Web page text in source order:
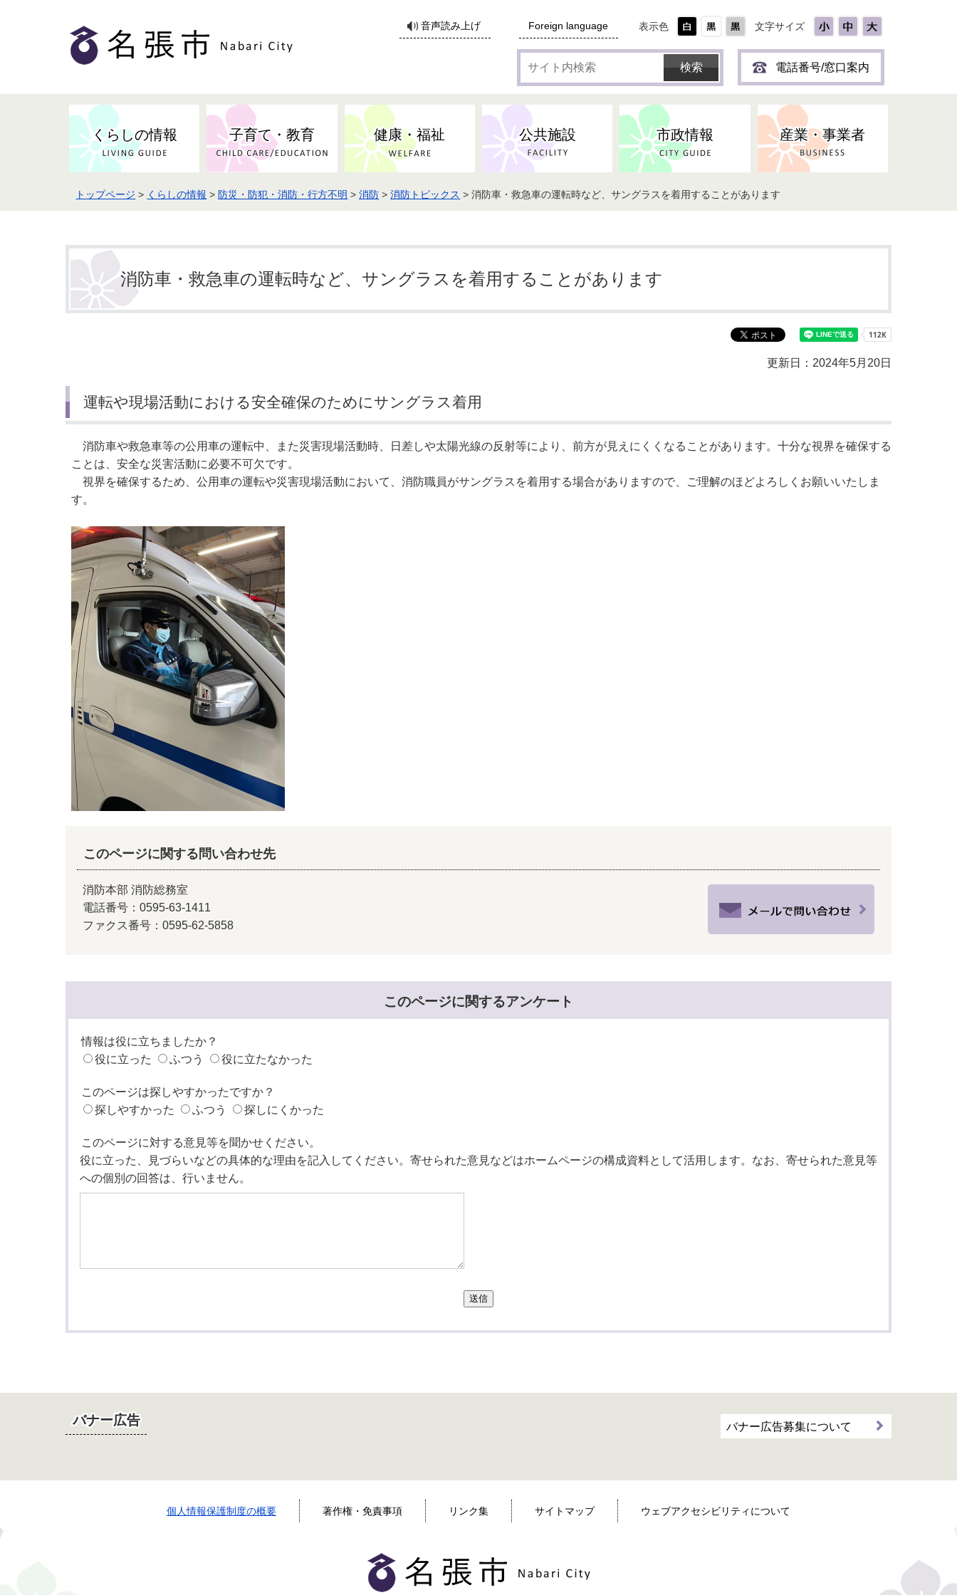
音声読み上げ Foreign language 表示色 文字サイズ
イ
ト
検
索
電話番号/窓口案内
くらしの情報
届出・証明 税 ごみ・リサイクル 環境・ペット・蜂等
斎場・墓園・墓地 住宅 水道・下水道 道路・交通・公園・都市計画
防災・防犯・消防・行方不明
子育て・教育
子育てにかかる各種手当／ひとり
保育所(園)・幼稚園・認定こども
小中一貫教育・コミュニティスク
健康・福祉
健康・検（健）診・予防接種 地域福祉 高齢者福祉 障害者福祉
スポーツ 保険・年金・医療助成 生活保護 戦傷・戦没者
公共施設
地域医療 防災・消防 子育て・教育 斎場・墓園
市民センター・市民活動・交流施
設
市政情報
市の条例・計画・方針 監査 記者会見 出前トーク
市政へのご意見 施設見学会 非核平和事業 選挙
市の人事・職員採用
市の窓口一覧
公民連携 遺贈寄附
産業・事業者
事業者の方へお知らせ 各種広告・協賛のご案内 事業系ごみ・廃棄物 防災協力事業所登録制度
入札・契約 税金 建築開発等 商工業
トップページ > くらしの情報 > 防災・防犯・消防・行方不明 >消防 >消防トピックス > 消防車・救急車の運転時など、サングラスを着用することがあります
消防車・救急車の運転時など、サングラスを着用することがあります
更新日：2024年5月20日
運転や現場活動における安全確保のためにサングラス着用
消防車や救急車等の公用車の運転中、また災害現場活動時、日差しや太陽光線の反射等により、前方が見えにくくなることがあります。十分な視界を確保する
ことは、安全な災害活動に必要不可欠です。
視界を確保するため、公用車の運転や災害現場活動において、消防職員がサングラスを着用する場合がありますので、ご理解のほどよろしくお願いいたしま
す。
このページに関する問い合わせ先
消防本部 消防総務室
電話番号：0595-63-1411
ファクス番号：0595-62-5858
このページに関するアンケート
情報は役に立ちましたか？
役に立った
ふつう 役に立たなかった
このページは探しやすかったですか？
探しやすかった
ふつう 探しにくかった
このページに対する意見等を聞かせください。
役に立った、見づらいなどの具体的な理由を記入してください。寄せられた意見などはホームページの構成資料として活用します。なお、寄せられた意見等
への個別の回答は、行いません。
送信
バナー広告 バナー広告募集について
個人情報保護制度の概要 著作権・免責事項 リンク集 サイトマップ ウェブアクセシビリティについて